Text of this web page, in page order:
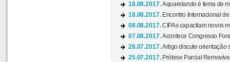
18.08.2017.Aquarelando é tema de
18.08.2017. Encontro Internacional
08.08.2017.CIPAs capacitam novos
07.08.2017.Acontece Congresso
28.07.2017.Artigo discute orientação
25.07.2017. Prótese Parcial